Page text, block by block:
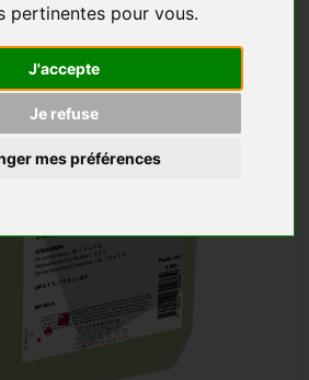
pertinentes pour vous.
J'accepte
Je refuse
mes préférences